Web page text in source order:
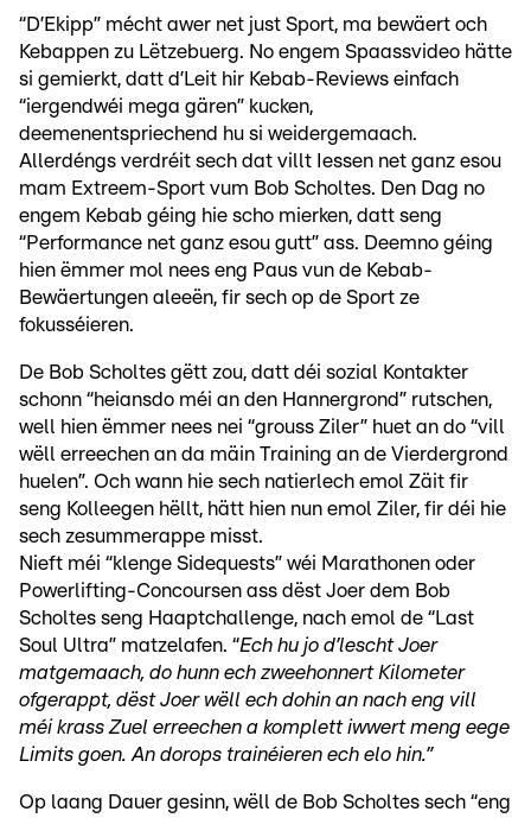
“D’Ekipp” mécht awer net just Sport, ma bewäert och
Kebappen zu Lëtzebuerg. No engem Spaassvideo hätte
si gemierkt, datt d’Leit hir Kebab-Reviews einfach
“iergendwéi mega gären” kucken,
deemenentspriechend hu si weidergemaach.
Allerdéngs verdréit sech dat villt Iessen net ganz esou
mam Extreem-Sport vum Bob Scholtes. Den Dag no
engem Kebab géing hie scho mierken, datt seng
“Performance net ganz esou gutt” ass. Deemno géing
hien ëmmer mol nees eng Paus vun de Kebab-
Bewäertungen aleeën, fir sech op de Sport ze
fokusséieren.
De Bob Scholtes gëtt zou, datt déi sozial Kontakter
schonn “heiansdo méi an den Hannergrond” rutschen,
well hien ëmmer nees nei “grouss Ziler” huet an do “vill
wëll erreechen an da mäin Training an de Vierdergrond
huelen”. Och wann hie sech natierlech emol Zäit fir
seng Kolleegen hëllt, hätt hien nun emol Ziler, fir déi hie
sech zesummerappe misst.
Nieft méi “klenge Sidequests” wéi Marathonen oder
Powerlifting-Concoursen ass dëst Joer dem Bob
Scholtes seng Haaptchallenge, nach emol de “Last
Soul Ultra” matzelafen. “Ech hu jo d’lescht Joer
matgemaach, do hunn ech zweehonnert Kilometer
ofgerappt, dëst Joer wëll ech dohin an nach eng vill
méi krass Zuel erreechen a komplett iwwert meng eege
Limits goen. An dorops trainéieren ech elo hin.”
Op laang Dauer gesinn, wëll de Bob Scholtes sech “eng